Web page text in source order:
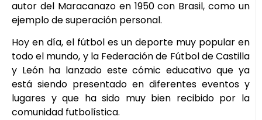
autor del Maracanazo en 1950 con Brasil, como un
ejemplo de superación personal.
Hoy en día, el fútbol es un deporte muy popular en
todo el mundo, y la Federación de Fútbol de Castilla
y León ha lanzado este cómic educativo que ya
está siendo presentado en diferentes eventos y
lugares y que ha sido muy bien recibido por la
comunidad futbolística.